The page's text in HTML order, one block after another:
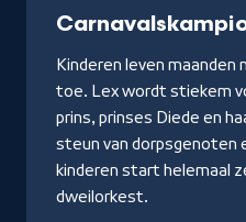
Kinderen leven maanden
toe. Lex wordt stiekem
prins, prinses Diede en
steun van dorpsgenoten
kinderen start helemaal
dweilorkest.